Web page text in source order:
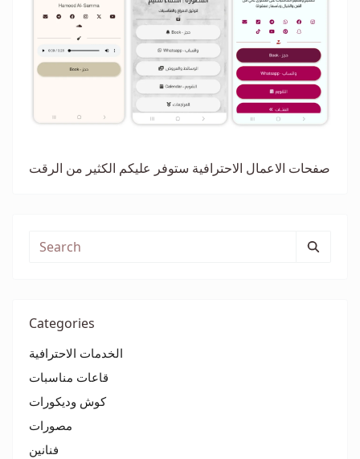
صفحات الاعمال الاحترافية ستوفر عليكم الكثير من الرقت
Categories
الخدمات الاحترافية
قاعات مناسبات
كوش وديكورات
مصورات
فنانين